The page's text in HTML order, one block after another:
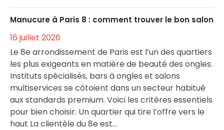
Manucure à Paris 8 : comment trouver le bon salon
16 juillet 2026
Le 8e arrondissement de Paris est l’un des quartiers
les plus exigeants en matière de beauté des ongles.
Instituts spécialisés, bars à ongles et salons
multiservices se côtoient dans un secteur habitué
aux standards premium. Voici les critères essentiels
pour bien choisir. Un quartier qui tire l’offre vers le
haut La clientèle du 8e est…